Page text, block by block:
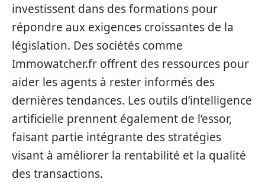
investissent dans des formations pour
répondre aux exigences croissantes de la
législation. Des sociétés comme
Immowatcher.fr offrent des ressources pour
aider les agents à rester informés des
dernières tendances. Les outils d’intelligence
artificielle prennent également de l’essor,
faisant partie intégrante des stratégies
visant à améliorer la rentabilité et la qualité
des transactions.